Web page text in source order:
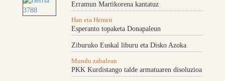
Erramun Martikorena kantatuz
Han eta Hemen
Esperanto topaketa Donapaleun
Ziburuko Euskal liburu eta Disko Azoka
Mundu zabalean
PKK Kurdistango talde armatuaren disoluzioa